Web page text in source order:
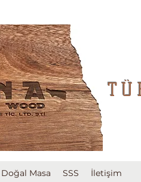
Doğal Masa SSS İletişim